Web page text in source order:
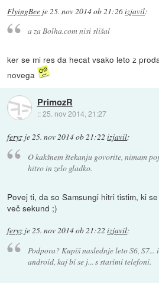
FlyingBee je25. nov 2014 ob 21:26izjavil:
a za Bolha.com nisi slišal
ker se mi res da hecat vsako leto z
novega
PrimozR
::25. nov 2014, 21:27
feryz je25. nov 2014 ob 21:22 izjavil:
O kakšnem štekanju govorite, nimam
hitro in zelo gladko.
Povej ti, da so Samsungi hitri tistim, ki
več sekund ;)
feryz je25. nov 2014 ob 21:22 izjavil:
Podpora? Kupiš naslednje leto S6,
android, kaj bi se j... s starimi telefoni.